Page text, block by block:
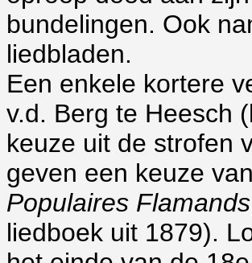
bundelingen. Ook
liedbladen.
Een enkele kortere
v.d. Berg te Heesch
keuze uit de strofen
geven een keuze
Populaires Flamands
liedboek uit 1879).